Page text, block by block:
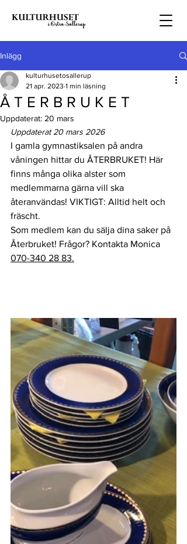
Inlägg
Å T E R B R U K E T
kulturhusetosallerup
21 apr. 2023 1 min läsning
Uppdaterat: 20 mars
Uppdaterat 20 mars 2026
I gamla gymnastiksalen på andra
våningen hittar du ÅTERBRUKET! Här
finns många olika alster som
medlemmarna gärna vill ska
återanvändas! VIKTIGT: Alltid helt och
fräscht.
Som medlem kan du sälja dina saker på
Återbruket! Frågor? Kontakta Monica
070-340 28 83.